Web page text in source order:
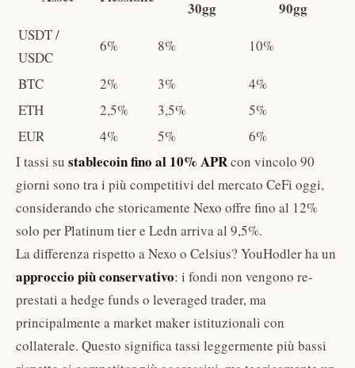
30gg
90gg
USDT /
USDC
6% 8% 10%
BTC 2% 3%
4%
ETH
2,5% 3,5%
5%
EUR
4% 5%
6%
I tassi su stablecoin fino al 10% APRcon vincolo 90
giorni sono tra i più competitivi del mercato CeFi oggi,
considerando che storicamente Nexo offre fino al 12%
solo per Platinum tier e Ledn arriva al 9,5%.
La differenza rispetto a Nexo o Celsius? YouHodler ha un
approccio più conservativo: i fondi non vengono re-
prestati a hedge funds o leveraged trader, ma
principalmente a market maker istituzionali con
collaterale. Questo significa tassi leggermente più bassi